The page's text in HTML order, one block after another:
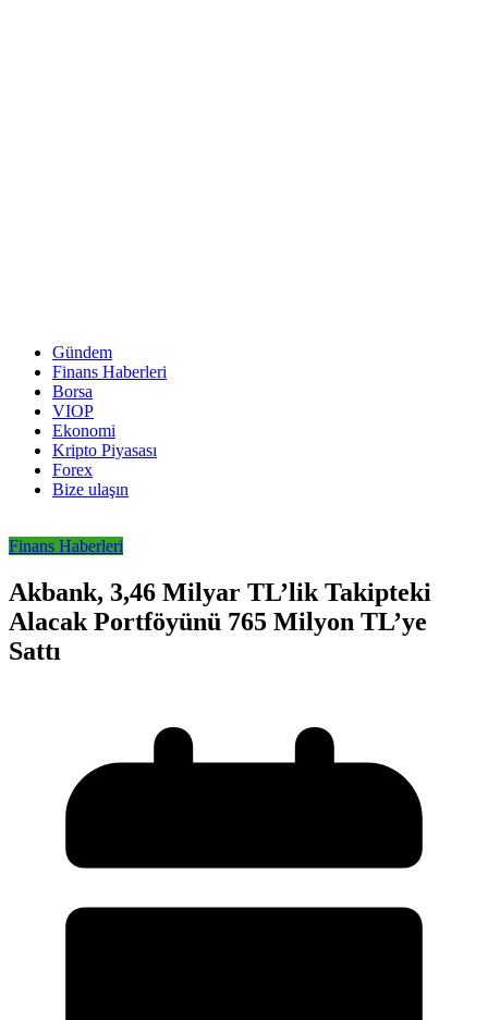
Gündem
Finans Haberleri
Borsa
VIOP
Ekonomi
Kripto Piyasası
Forex
Bize ulaşın
Finans Haberleri
Akbank, 3,46 Milyar TL’lik Takipteki
Alacak Portföyünü 765 Milyon TL’ye
Sattı